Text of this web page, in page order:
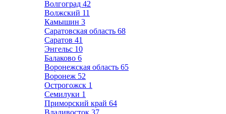
Волгоград 42
Волжский 11
Камышин 3
Саратовская область 68
Саратов 41
Энгельс 10
Балаково 6
Воронежская область 65
Воронеж 52
Острогожск 1
Семилуки 1
Приморский край 64
Владивосток 37